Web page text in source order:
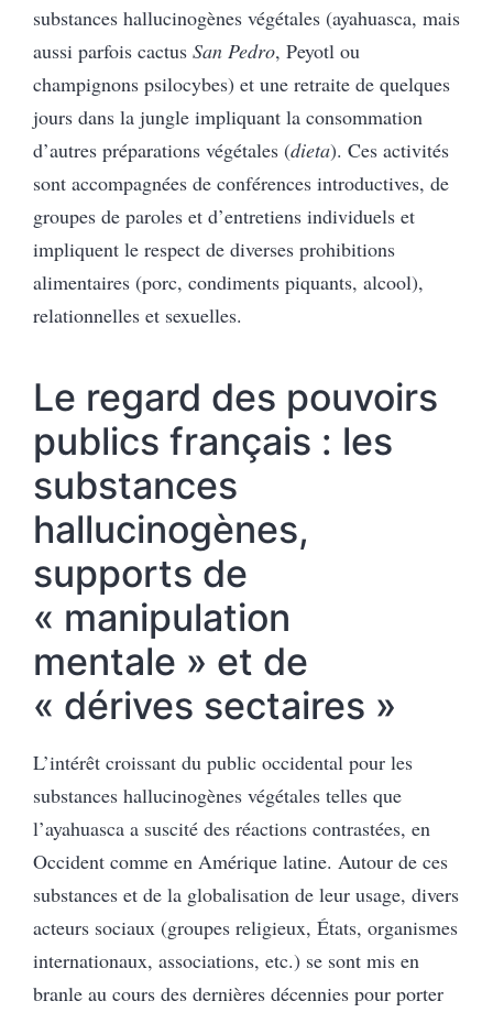
substances hallucinogènes végétales (ayahuasca, mais
aussi parfois cactus San Pedro, Peyotl ou
champignons psilocybes) et une retraite de quelques
jours dans la jungle impliquant la consommation
d’autres préparations végétales (dieta). Ces activités
sont accompagnées de conférences introductives, de
groupes de paroles et d’entretiens individuels et
impliquent le respect de diverses prohibitions
alimentaires (porc, condiments piquants, alcool),
relationnelles et sexuelles.
Le regard des pouvoirs
publics français : les
substances
hallucinogènes,
supports de
« manipulation
mentale » et de
« dérives sectaires »
L’intérêt croissant du public occidental pour les
substances hallucinogènes végétales telles que
l’ayahuasca a suscité des réactions contrastées, en
Occident comme en Amérique latine. Autour de ces
substances et de la globalisation de leur usage, divers
acteurs sociaux (groupes religieux, États, organismes
internationaux, associations, etc.) se sont mis en
branle au cours des dernières décennies pour porter